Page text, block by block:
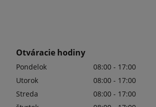
Otváracie hodiny
Pondelok
08:00 - 17:00
Utorok
08:00 - 17:00
Streda
08:00 - 17:00